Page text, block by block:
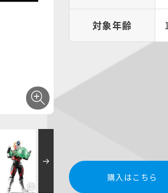
対象年齢
購入はこちら